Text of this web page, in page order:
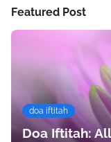
Featured Post
doa iftitah
Doa Iftitah: